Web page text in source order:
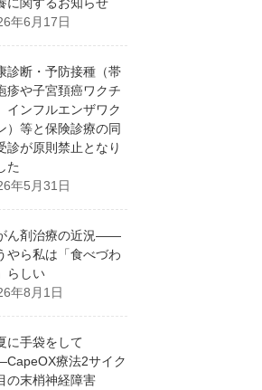
年6月17日
診断・予防接種（帯
疹や子宮頚癌ワクチ
インフルエンザワク
）等と保険診療の同
診が原則禁止となり
た
年5月31日
ん剤治療の近況――
やら私は「食べづわ
らしい
年8月1日
に手袋をして
療法2サイク
の末梢神経障害